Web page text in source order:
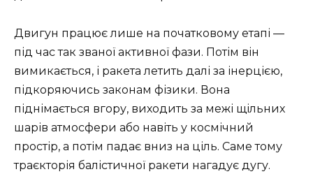
Двигун працює лише на початковому етапі —
під час так званої активної фази. Потім він
вимикається, і ракета летить далі за інерцією,
підкоряючись законам фізики. Вона
піднімається вгору, виходить за межі щільних
шарів атмосфери або навіть у космічний
простір, а потім падає вниз на ціль. Саме тому
траєкторія балістичної ракети нагадує дугу.